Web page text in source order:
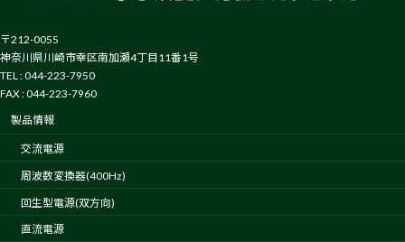
〒212-0055
神奈川県川崎市幸区南加瀬4丁目11番1号
TEL : 044-223-7950
FAX : 044-223-7960
製品情報
交流電源
周波数変換器(400Hz)
回生型電源(双方向)
直流電源